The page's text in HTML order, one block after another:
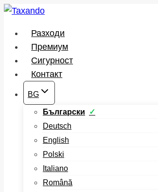
Към
Разходи
Премиум
Сигурност
Контакт
BG
Български
Deutsch
English
Polski
Italiano
Română